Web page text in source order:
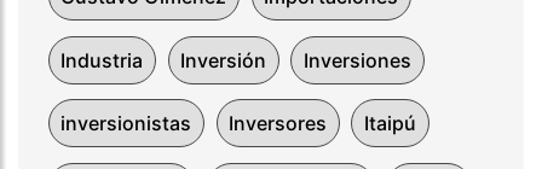
Industria Inversión Inversiones
inversionistas Inversores Itaipú